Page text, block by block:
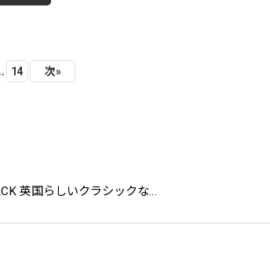
14 次»
英国らしいクラシックな…